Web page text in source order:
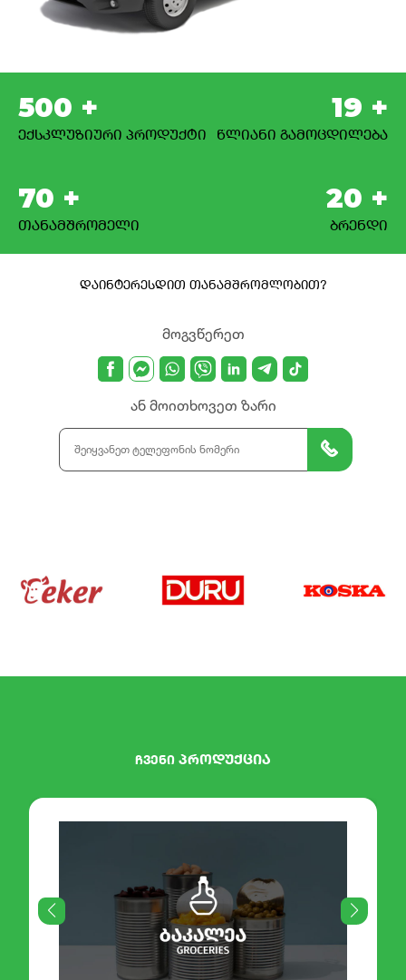
500 +
ექსკლუზიური პროდუქტი
19 +
წლიანი გამოცდილება
70 +
თანამშრომელი
20 +
ბრენდი
დაინტერესდით თანამშრომლობით?
მოგვწერეთ
ან მოითხოვეთ ზარი
ჩვენი პროდუქცია